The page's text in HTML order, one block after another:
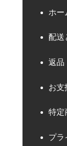
ホー
配送
返品
お支
特定
プラ